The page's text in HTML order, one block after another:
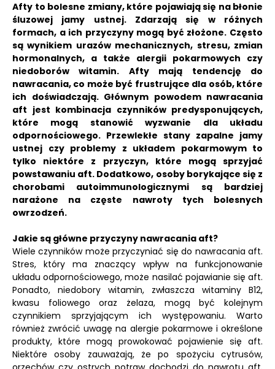
Afty to bolesne zmiany, które pojawiają się na błonie
śluzowej jamy ustnej.Zdarzają się w różnych
formach, a ich przyczyny mogą być złożone. Często
są wynikiem urazów mechanicznych, stresu, zmian
hormonalnych, a także alergii pokarmowych czy
niedoborów witamin. Afty mają tendencję do
nawracania, co może być frustrujące dla osób, które
ich doświadczają. Głównym powodem nawracania
aft jest kombinacja czynników predysponujących,
które mogą stanowić wyzwanie dla układu
odpornościowego. Przewlekłe stany zapalne jamy
ustnej czy problemy z układem pokarmowym to
tylko niektóre z przyczyn, które mogą sprzyjać
powstawaniu aft. Dodatkowo, osoby borykające się z
chorobami autoimmunologicznymi są bardziej
narażone na częste nawroty tych bolesnych
owrzodzeń.
Jakie są główne przyczyny nawracania aft?
Wiele czynników może przyczyniać się do nawracania aft.
Stres, który ma znaczący wpływ na funkcjonowanie
układu odpornościowego, może nasilać pojawianie się aft.
Ponadto, niedobory witamin, zwłaszcza witaminy B12,
kwasu foliowego oraz żelaza, mogą być kolejnym
czynnikiem sprzyjającym ich występowaniu. Warto
również zwrócić uwagę na alergie pokarmowe i określone
produkty, które mogą prowokować pojawienie się aft.
Niektóre osoby zauważają, że po spożyciu cytrusów,